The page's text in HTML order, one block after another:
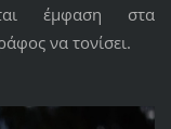
έμφαση στα
να τονίσει.